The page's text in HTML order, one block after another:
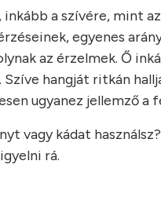
a szívére, mint
egyenes
az érzelmek. Ő
hangját ritkán
ugyanez jellemző a
vagy kádat
rá.